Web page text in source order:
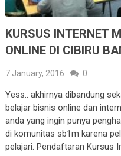
KURSUS INTERNET
ONLINE DI CIBIRU
7 January, 2016 0
Yess.. akhirnya dibandung
belajar bisnis online dan
anda yang ingin punya
di komunitas sb1m karena
pelajari. Pendaftaran Kursus